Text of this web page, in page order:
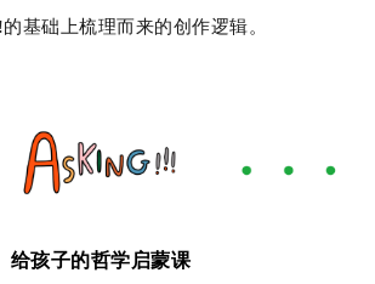
基础上梳理而来的创作逻辑。
给孩子的哲学启蒙课